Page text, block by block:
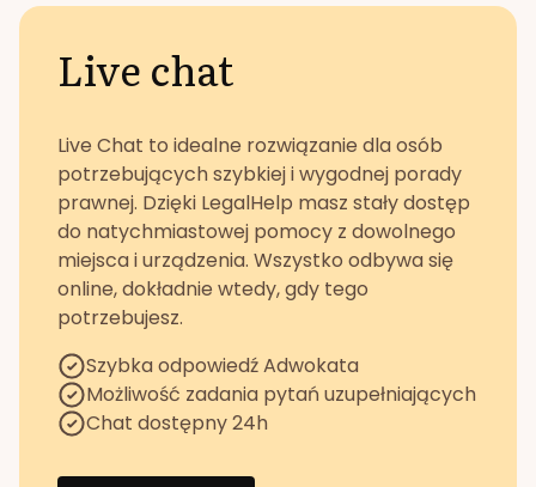
Live chat
Live Chat to idealne rozwiązanie dla osób
potrzebujących szybkiej i wygodnej porady
prawnej. Dzięki LegalHelp masz stały dostęp
do natychmiastowej pomocy z dowolnego
miejsca i urządzenia. Wszystko odbywa się
online, dokładnie wtedy, gdy tego
potrzebujesz.
Szybka odpowiedź Adwokata
Możliwość zadania pytań uzupełniających
Chat dostępny 24h